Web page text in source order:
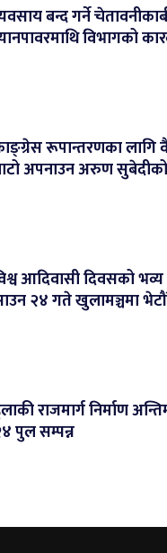
बन्द गर्ने
विभागको
रूपान्तरणका लागि
अपनाउन अरुण
आदिवासी दिवसको भव्य
२४ गते खुलामञ्चमा
राजमार्ग निर्माण
पुल सम्पन्न